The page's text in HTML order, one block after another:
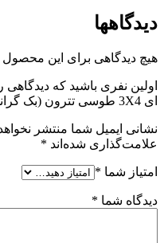
دیدگاهها
هیچ دیدگاهی برای این
اولین نفری باشید که
ای 3X4 طوسی تترون (بک گراند عکاسی)”
نشانی ایمیل شما منتشر
علامت‌گذاری شده‌اند *
امتیاز شما *
دیدگاه شما *